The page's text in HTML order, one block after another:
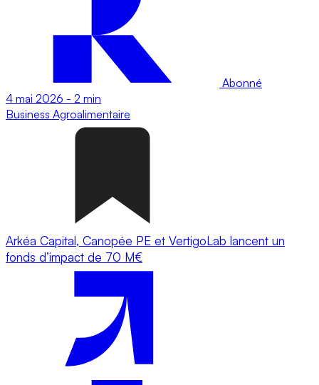
Abonné
4 mai 2026 - 2 min
Business Agroalimentaire
Arkéa Capital, Canopée PE et VertigoLab lancent un
fonds d’impact de 70 M€